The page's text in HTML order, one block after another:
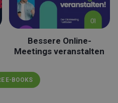
Bessere Online-
Meetings veranstalten
E-BOOKS